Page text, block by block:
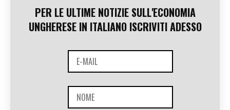
PER LE ULTIME NOTIZIE SULL'ECONOMIA
UNGHERESE IN ITALIANO ISCRIVITI ADESSO